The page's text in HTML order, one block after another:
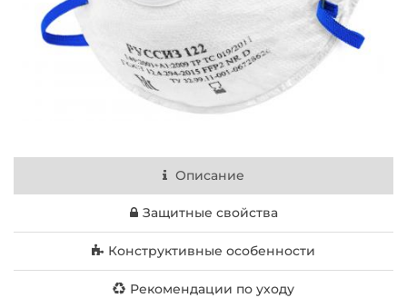
Описание
Защитные свойства
Конструктивные особенности
Рекомендации по уходу